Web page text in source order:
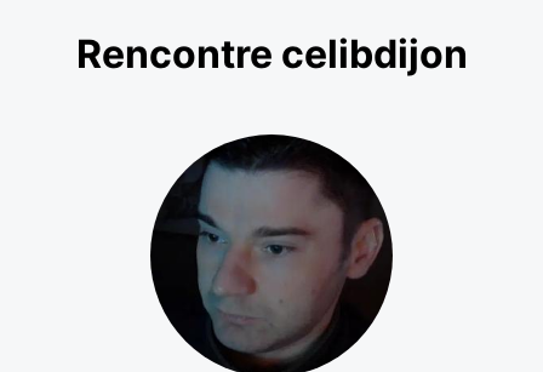
Rencontre celibdijon